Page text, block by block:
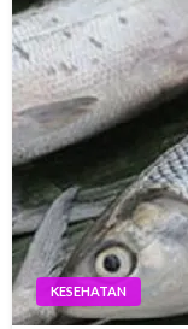
KESEHATAN